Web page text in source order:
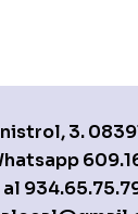
3.
al